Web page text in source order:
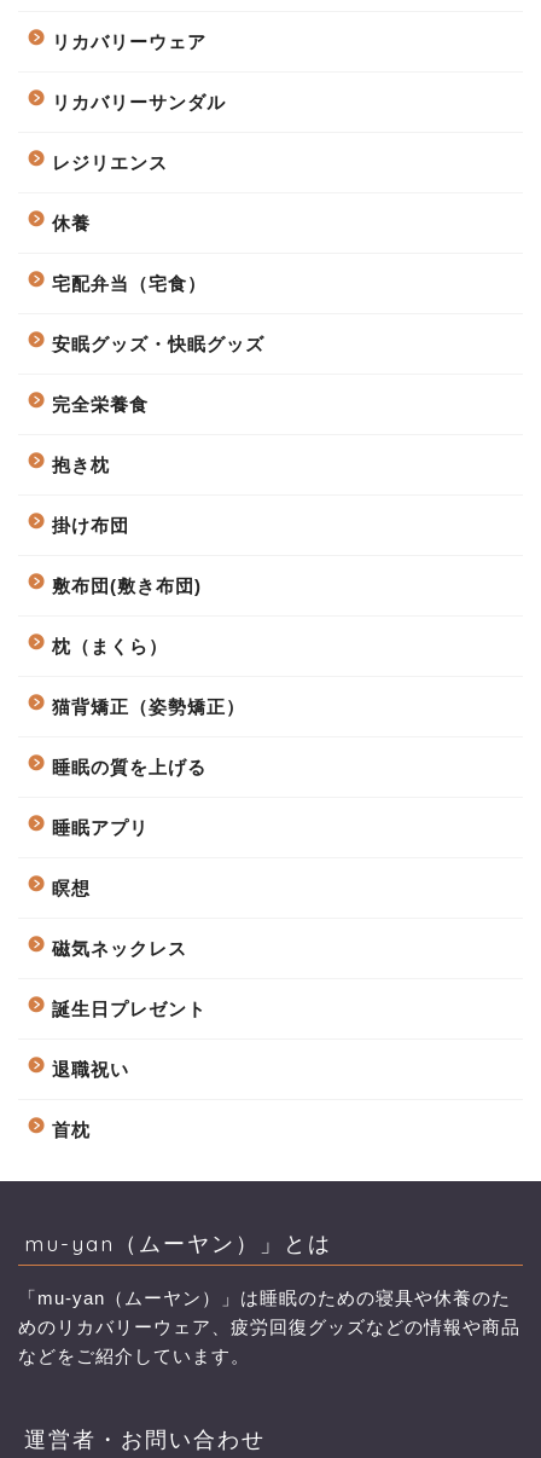
リカバリーウェア
リカバリーサンダル
レジリエンス
休養
宅配弁当（宅食）
安眠グッズ・快眠グッズ
完全栄養食
抱き枕
掛け布団
敷布団(敷き布団)
枕（まくら）
猫背矯正（姿勢矯正）
睡眠の質を上げる
睡眠アプリ
瞑想
磁気ネックレス
誕生日プレゼント
退職祝い
首枕
mu-yan（ムーヤン）」とは
「mu-yan（ムーヤン）」は睡眠のための寝具や休養のた
めのリカバリーウェア、疲労回復グッズなどの情報や商品
などをご紹介しています。
運営者・お問い合わせ